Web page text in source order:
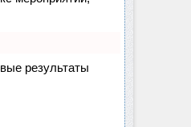
результаты